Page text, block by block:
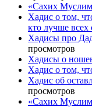
«Сахих
Хадис о том,
кто лучше
Хадисы про
просмотров
Хадисы о
Хадис о том,
Хадис об
просмотров
«Сахих